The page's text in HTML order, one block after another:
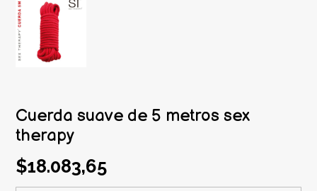
Cuerda suave de 5 metros sex
therapy
$18.083,65